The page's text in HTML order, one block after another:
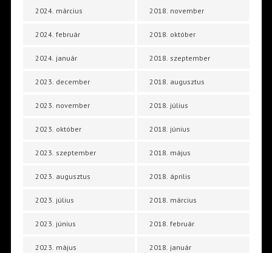
2024. március
2024. február
2024. január
2023. december
2023. november
2023. október
2023. szeptember
2023. augusztus
2023. július
2023. június
2023. május
2018. november
2018. október
2018. szeptember
2018. augusztus
2018. július
2018. június
2018. május
2018. április
2018. március
2018. február
2018. január